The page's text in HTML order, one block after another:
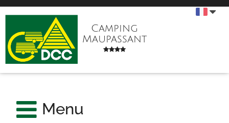
Camping
Maupassant
Menu